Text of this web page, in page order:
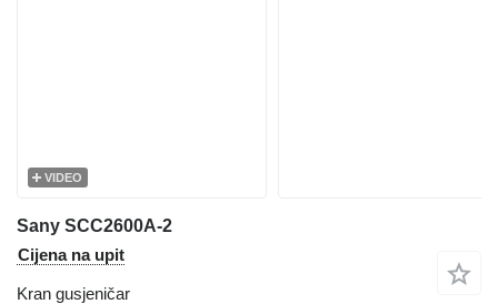
VIDEO
Sany SCC2600A-2
Cijena na upit
Kran gusjeničar